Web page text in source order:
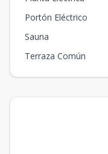
Portón Eléctrico
Sauna
Terraza Común